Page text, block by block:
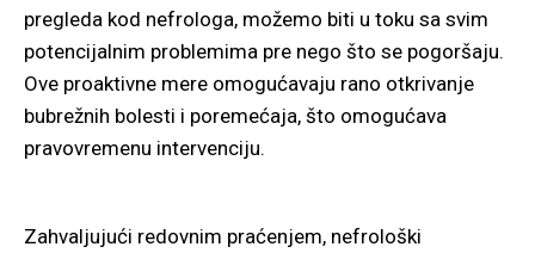
pregleda kod nefrologa, možemo biti u toku sa svim
potencijalnim problemima pre nego što se pogoršaju.
Ove proaktivne mere omogućavaju rano otkrivanje
bubrežnih bolesti i poremećaja, što omogućava
pravovremenu intervenciju.
Zahvaljujući redovnim praćenjem, nefrološki